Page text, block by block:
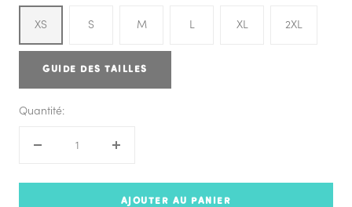
XS S M L XL 2XL
GUIDE DES TAILLES
Quantité:
Augmenter
AJOUTER AU PANIER